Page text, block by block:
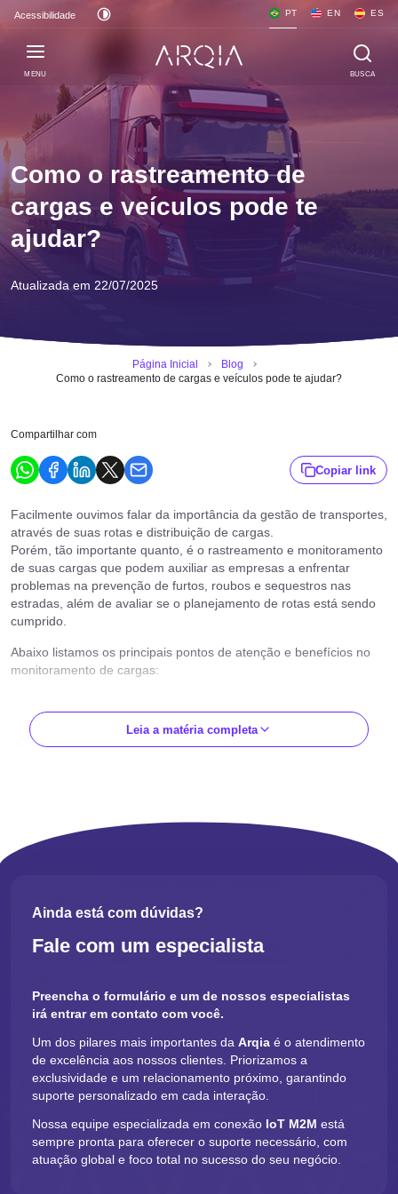
Acessibilidade PT EN ES
MENU BUSCA
Como o rastreamento de
cargas e veículos pode te
ajudar?
Atualizada em 22/07/2025
Página Inicial
Blog
Como o rastreamento de cargas e veículos pode te ajudar?
Compartilhar com
Copiar link
Facilmente ouvimos falar da importância da gestão de transportes,
através de suas rotas e distribuição de cargas.
Porém, tão importante quanto, é o rastreamento e monitoramento
de suas cargas que podem auxiliar as empresas a enfrentar
problemas na prevenção de furtos, roubos e sequestros nas
estradas, além de avaliar se o planejamento de rotas está sendo
cumprido.
Abaixo listamos os principais pontos de atenção e benefícios no
monitoramento de cargas:
Prevenção de Furtos e Sequestros
investigações que possam ocorrer.
O monitoramento também é extremamente importante para a
avaliação de percursos e encontrar pontos que podem ser
melhorados, proporcionando mais eficiência para o negócio
Desempenho de Veículos e
Motoristas
É viável acompanhar o desempenho por veículos e por motorista
indesejáveis.
Leia a matéria completa
Ainda está com dúvidas?
Fale com um especialista
Preencha o formulário e um de nossos especialistas
irá entrar em contato com você.
Um dos pilares mais importantes da Arqia é o atendimento
de excelência aos nossos clientes. Priorizamos a
exclusividade e um relacionamento próximo, garantindo
suporte personalizado em cada interação.
Nossa equipe especializada em conexão IoT M2M está
sempre pronta para oferecer o suporte necessário, com
atuação global e foco total no sucesso do seu negócio.